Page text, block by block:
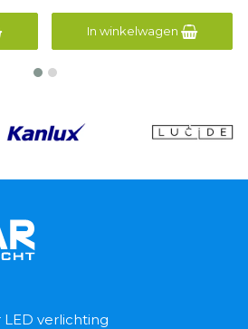
In winkelwagen
verlichting